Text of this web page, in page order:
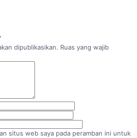
dipublikasikan. Ruas yang wajib
situs web saya pada peramban ini untuk